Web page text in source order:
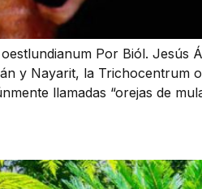
Por Biól. Jesús
y Nayarit, la Trichocentrum
llamadas “orejas de